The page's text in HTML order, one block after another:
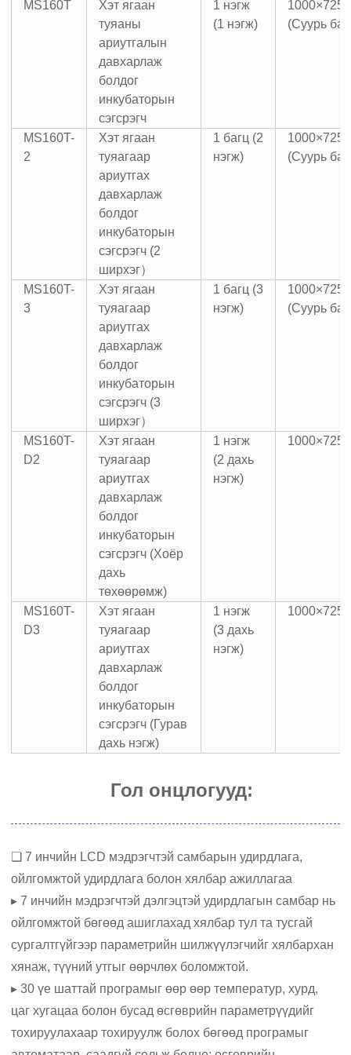
MS160T
Хэт ягаан
туяаны
ариутгалын
давхарлаж
болдог
инкубаторын
сэгсрэгч
1 нэгж
(1 нэгж)
(Суурь
MS160T-
2
Хэт ягаан
туяагаар
ариутгах
давхарлаж
болдог
инкубаторын
сэгсрэгч (2
ширхэг）
1 багц (2
нэгж)
(Суурь
MS160T-
3
Хэт ягаан
туяагаар
ариутгах
давхарлаж
болдог
инкубаторын
сэгсрэгч (3
ширхэг）
1 багц (3
нэгж)
(Суурь
MS160T-
D2
Хэт ягаан
туяагаар
ариутгах
давхарлаж
болдог
инкубаторын
сэгсрэгч (Хоёр
дахь
төхөөрөмж)
1 нэгж
(2 дахь
нэгж)
MS160T-
D3
Хэт ягаан
туяагаар
ариутгах
давхарлаж
болдог
инкубаторын
сэгсрэгч (Гурав
дахь нэгж)
1 нэгж
(3 дахь
нэгж)
Гол онцлогууд:
❏ 7 инчийн LCD мэдрэгчтэй самбарын удирдлага,
ойлгомжтой удирдлага болон хялбар ажиллагаа
▸ 7 инчийн мэдрэгчтэй дэлгэцтэй удирдлагын самбар нь
ойлгомжтой бөгөөд ашиглахад хялбар тул та тусгай
сургалтгүйгээр параметрийн шилжүүлэгчийг хялбархан
хянаж, түүний утгыг өөрчлөх боломжтой.
▸ 30 үе шаттай програмыг өөр өөр температур, хурд,
цаг хугацаа болон бусад өсгөврийн параметрүүдийг
тохируулахаар тохируулж болох бөгөөд програмыг